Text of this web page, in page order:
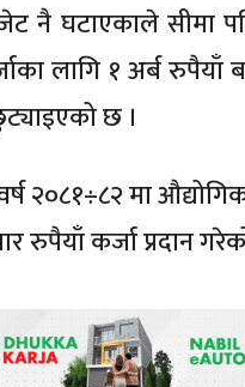
नै घटाएकाले सीमा
लागि १ अर्ब
छ ।
२०८१÷८२ मा
रुपैयाँ कर्जा प्रदान